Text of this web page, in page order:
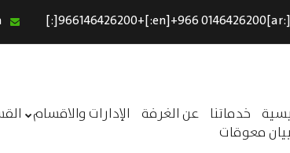
[:ar]966146426200+[:en]+966 0146426200[:]
خدماتنا عن الغرفة الإدارات والاقسام
معوقات
عن